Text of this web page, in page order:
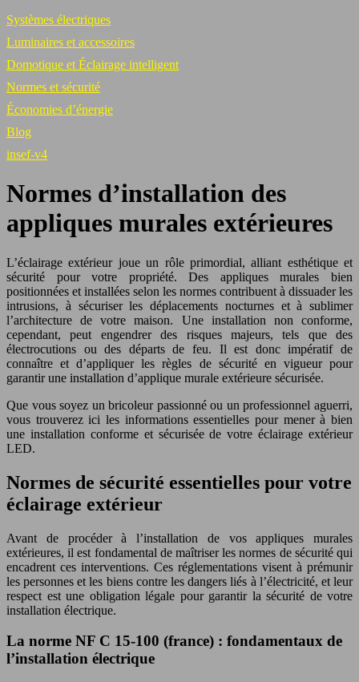
Systèmes électriques
Luminaires et accessoires
Domotique et Éclairage intelligent
Normes et sécurité
Économies d’énergie
Blog
insef-v4
Normes d’installation des
appliques murales extérieures
L’éclairage extérieur joue un rôle primordial, alliant esthétique et
sécurité pour votre propriété. Des appliques murales bien
positionnées et installées selon les normes contribuent à dissuader les
intrusions, à sécuriser les déplacements nocturnes et à sublimer
l’architecture de votre maison. Une installation non conforme,
cependant, peut engendrer des risques majeurs, tels que des
électrocutions ou des départs de feu. Il est donc impératif de
connaître et d’appliquer les règles de sécurité en vigueur pour
garantir une installation d’applique murale extérieure sécurisée.
Que vous soyez un bricoleur passionné ou un professionnel aguerri,
vous trouverez ici les informations essentielles pour mener à bien
une installation conforme et sécurisée de votre éclairage extérieur
LED.
Normes de sécurité essentielles pour votre
éclairage extérieur
Avant de procéder à l’installation de vos appliques murales
extérieures, il est fondamental de maîtriser les normes de sécurité qui
encadrent ces interventions. Ces réglementations visent à prémunir
les personnes et les biens contre les dangers liés à l’électricité, et leur
respect est une obligation légale pour garantir la sécurité de votre
installation électrique.
La norme NF C 15-100 (france) : fondamentaux de
l’installation électrique